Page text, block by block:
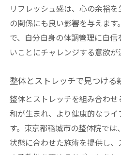
リフレッシュ感は、心の余裕
の関係にも良い影響を与えます
で、自分自身の体調管理に自信
いことにチャレンジする意欲が
整体とストレッチで見つける
整体とストレッチを組み合わせ
和が生まれ、より健康的なラ
す。東京都稲城市の整体院では
状態に合わせた施術を提供し